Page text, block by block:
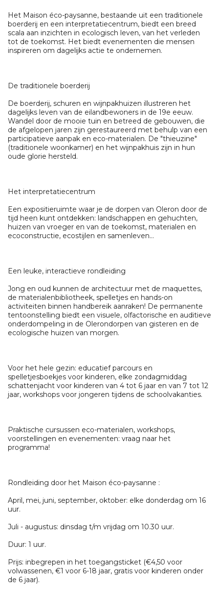
Het Maison éco-paysanne, bestaande uit een traditionele
boerderij en een interpretatiecentrum, biedt een breed
scala aan inzichten in ecologisch leven, van het verleden
tot de toekomst. Het biedt evenementen die mensen
inspireren om dagelijks actie te ondernemen.
De traditionele boerderij
De boerderij, schuren en wijnpakhuizen illustreren het
dagelijks leven van de eilandbewoners in de 19e eeuw.
Wandel door de mooie tuin en betreed de gebouwen, die
de afgelopen jaren zijn gerestaureerd met behulp van een
participatieve aanpak en eco-materialen. De "thieuzine"
(traditionele woonkamer) en het wijnpakhuis zijn in hun
oude glorie hersteld.
Het interpretatiecentrum
Een expositieruimte waar je de dorpen van Oleron door de
tijd heen kunt ontdekken: landschappen en gehuchten,
huizen van vroeger en van de toekomst, materialen en
ecoconstructie, ecostijlen en samenleven...
Een leuke, interactieve rondleiding
Jong en oud kunnen de architectuur met de maquettes,
de materialenbibliotheek, spelletjes en hands-on
activiteiten binnen handbereik aanraken! De permanente
tentoonstelling biedt een visuele, olfactorische en auditieve
onderdompeling in de Olerondorpen van gisteren en de
ecologische huizen van morgen.
Voor het hele gezin: educatief parcours en
spelletjesboekjes voor kinderen, elke zondagmiddag
schattenjacht voor kinderen van 4 tot 6 jaar en van 7 tot 12
jaar, workshops voor jongeren tijdens de schoolvakanties.
Praktische cursussen eco-materialen, workshops,
voorstellingen en evenementen: vraag naar het
programma!
Rondleiding door het Maison éco-paysanne :
April, mei, juni, september, oktober: elke donderdag om 16
uur.
Juli - augustus: dinsdag t/m vrijdag om 10.30 uur.
Duur: 1 uur.
Prijs: inbegrepen in het toegangsticket (€4,50 voor
volwassenen, €1 voor 6-18 jaar, gratis voor kinderen onder
de 6 jaar).